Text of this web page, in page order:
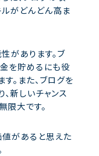
がどんどん高ま
があります。ブ
を貯めるにも役
。また、ブログを
新しいチャンス
限大です。
値があると思えた